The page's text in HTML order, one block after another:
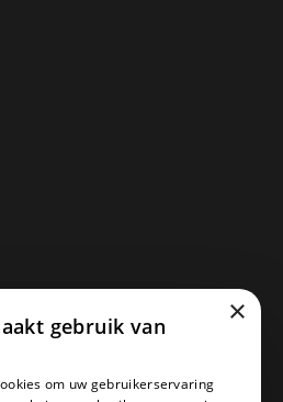
×
gebruik van
om uw gebruikerservaring